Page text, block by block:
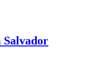
Salvador